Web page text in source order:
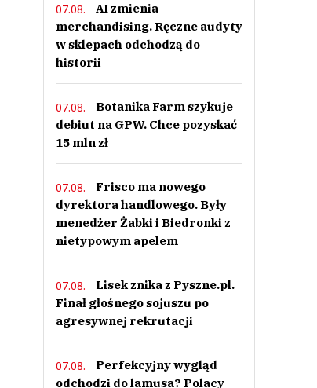
07.08.
AI zmienia
merchandising. Ręczne audyty
w sklepach odchodzą do
historii
07.08.
Botanika Farm szykuje
debiut na GPW. Chce pozyskać
15 mln zł
07.08.
Frisco ma nowego
dyrektora handlowego. Były
menedżer Żabki i Biedronki z
nietypowym apelem
07.08.
Lisek znika z Pyszne.pl.
Finał głośnego sojuszu po
agresywnej rekrutacji
07.08.
Perfekcyjny wygląd
odchodzi do lamusa? Polacy